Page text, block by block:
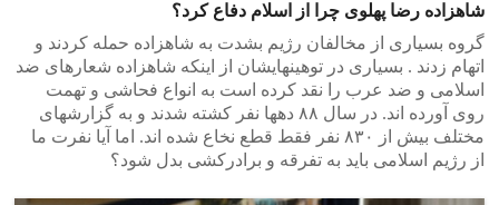
شاهزاده رضا پهلوی چرا از اسلام دفاع کرد؟
گروه بسیاری از مخالفان رژیم بشدت به شاهزاده حمله کردند و
اتهام زدند . بسیاری در توهینهایشان از اینکه شاهزاده شعارهای ضد
اسلامی و ضد عرب را نقد کرده است به انواع فحاشی و تهمت
روی آورده اند. در سال ۸۸ دهها نفر کشته شدند و به گزارشهای
مختلف بیش از ۸۳۰ نفر فقط قطع نخاع شده اند. اما آیا نفرت ما
از رژیم اسلامی باید به تفرقه و برادرکشی بدل شود؟